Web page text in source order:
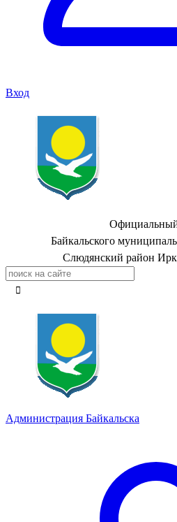
Вход
Байкальского
Слюдянский район
Администрация Байкальска